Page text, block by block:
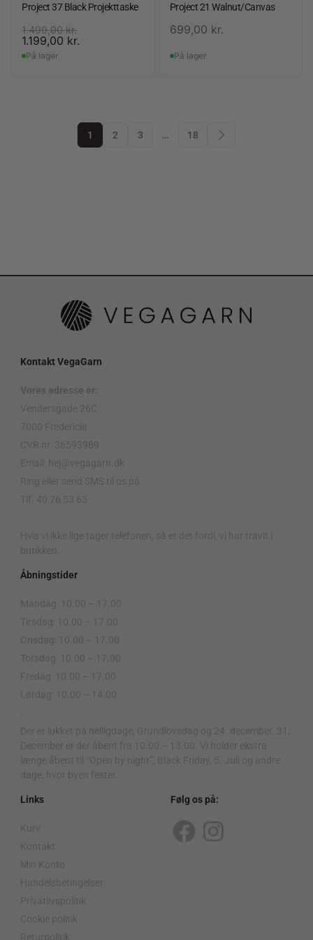
Project 37 Black Projekttaske
1.499,00kr.
1.199,00 kr.
På lager
Project 21 Walnut/Canvas
699,00 kr.
På lager
1 2 3 … 18
Kontakt VegaGarn
Vores adresse er:
Vendersgade 26C
7000 Fredericia
CVR nr. 36593989
Email: hej@vegagarn.dk
Ring eller send SMS til os på:
Tlf. 40 76 53 63
Hvis vi ikke lige tager telefonen, så er det fordi, vi har travlt i
butikken.
Åbningstider
Mandag: 10.00 – 17.00
Tirsdag: 10.00 – 17.00
Onsdag: 10.00 – 17.00
Torsdag: 10.00 – 17.00
Fredag: 10.00 – 17.00
Lørdag: 10.00 – 14.00
Der er lukket på helligdage, Grundlovsdag og 24. december. 31.
December er der åbent fra 10.00 – 13.00. Vi holder ekstra
længe åbent til “Open by night”, Black Friday, 5. Juli og andre
dage, hvor byen fester.
Links
Kurv
Kontakt
Min Konto
Handelsbetingelser
Privatlivspolitik
Cookie politik
Returpolitik
Følg os på:
F
I